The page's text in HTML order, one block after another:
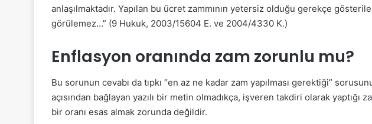
anlaşılmaktadır. Yapılan bu ücret zammının yetersiz olduğu gerekçe
görülemez…” (9 Hukuk, 2003/15604 E. ve 2004/4330 K.)
Enflasyon oranında zam zorunlu mu?
Bu sorunun cevabı da tıpkı “en az ne kadar zam yapılması gerektiği”
açısından bağlayan yazılı bir metin olmadıkça, işveren takdiri olarak yaptığı
bir oranı esas almak zorunda değildir.